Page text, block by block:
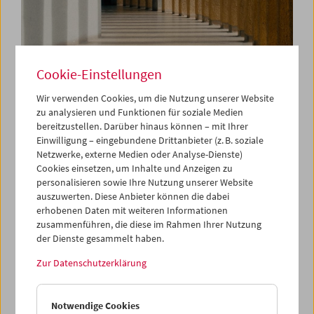
In Person:
Onyeka Igwe
29. Mai 2026
Onyeka Igwe ist eine britisch-nigerianische, in London
geborene und lebende Filmkünstlerin und Forscherin. Im
Mittelpunkt ihrer Arbeit steht die Frage: Wie leben wir
zusammen? Nicht um darauf eine starre Antwort zu
geben, sondern um die Nuancen von Gegenseitigkeit,
Koexistenz und Multiplizität herauszuarbeiten. Dabei
gegenhegemoniale Formen des Wissens als zentral für
diese Aufgabe. Igwe nutzt den Körper, Archive sowie
Cookie-Einstellungen
Wir verwenden Cookies, um die Nutzung unserer Website
zu analysieren und Funktionen für soziale Medien
bereitzustellen. Darüber hinaus können – mit Ihrer
Einwilligung – eingebundene Drittanbieter (z. B. soziale
Netzwerke, externe Medien oder Analyse-Dienste)
Cookies einsetzen, um Inhalte und Anzeigen zu
personalisieren sowie Ihre Nutzung unserer Website
auszuwerten. Diese Anbieter können die dabei
erhobenen Daten mit weiteren Informationen
zusammenführen, die diese im Rahmen Ihrer Nutzung
der Dienste gesammelt haben.
Zur Datenschutzerklärung
Notwendige Cookies